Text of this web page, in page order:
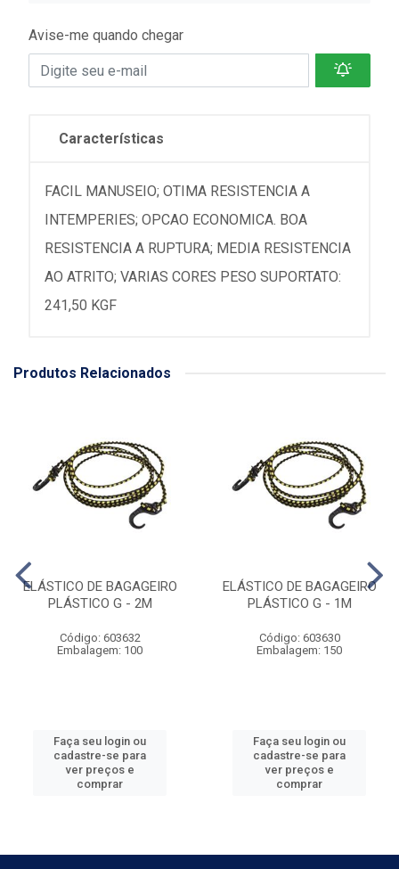
Avise-me quando chegar
Características
FACIL MANUSEIO; OTIMA RESISTENCIA A
INTEMPERIES; OPCAO ECONOMICA. BOA
RESISTENCIA A RUPTURA; MEDIA RESISTENCIA
AO ATRITO; VARIAS CORES PESO SUPORTATO:
241,50 KGF
Produtos Relacionados
ELÁSTICO DE BAGAGEIRO
PLÁSTICO G - 2M
Código: 603632
Embalagem: 100
Faça seu login ou
cadastre-se para
ver preços e
comprar
ELÁSTICO DE BAGAGEIRO
PLÁSTICO G - 1M
Código: 603630
Embalagem: 150
Faça seu login ou
cadastre-se para
ver preços e
comprar